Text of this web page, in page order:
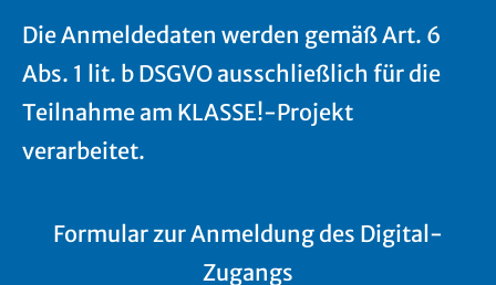
Die Anmeldedaten werden gemäß Art. 6
Abs. 1 lit. b DSGVO ausschließlich für die
Teilnahme am KLASSE!-Projekt
verarbeitet.
Formular zur Anmeldung des Digital-
Zugangs